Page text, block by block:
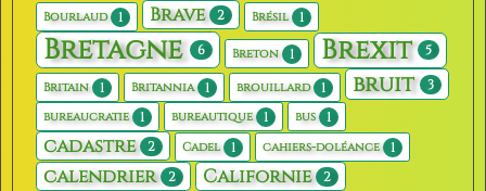
Bourlaud 1 Brave 2 Brésil 1
Bretagne 6 Breton 1 Brexit 5
Britain 1 Britannia 1 brouillard 1 bruit 3
bureaucratie 1 bureautique 1 bus 1
cadastre 2 Cadel 1 cahiers-doléance 1
calendrier 2 Californie 2